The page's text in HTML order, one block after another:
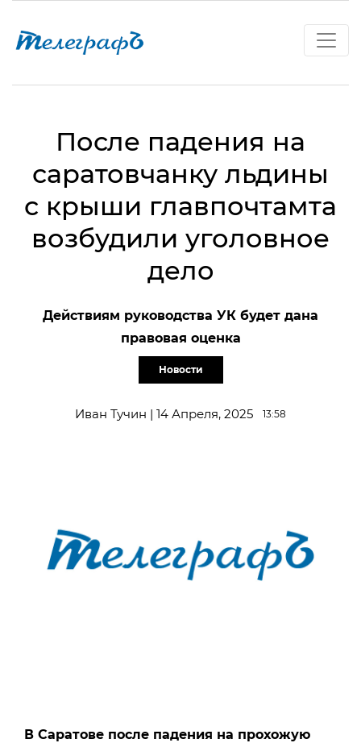
После падения на
саратовчанку льдины
с крыши главпочтамта
возбудили уголовное
дело
Действиям руководства УК будет дана
правовая оценка
Новости
Иван Тучин | 14 Апреля, 2025 13:58
В Саратове после падения на прохожую